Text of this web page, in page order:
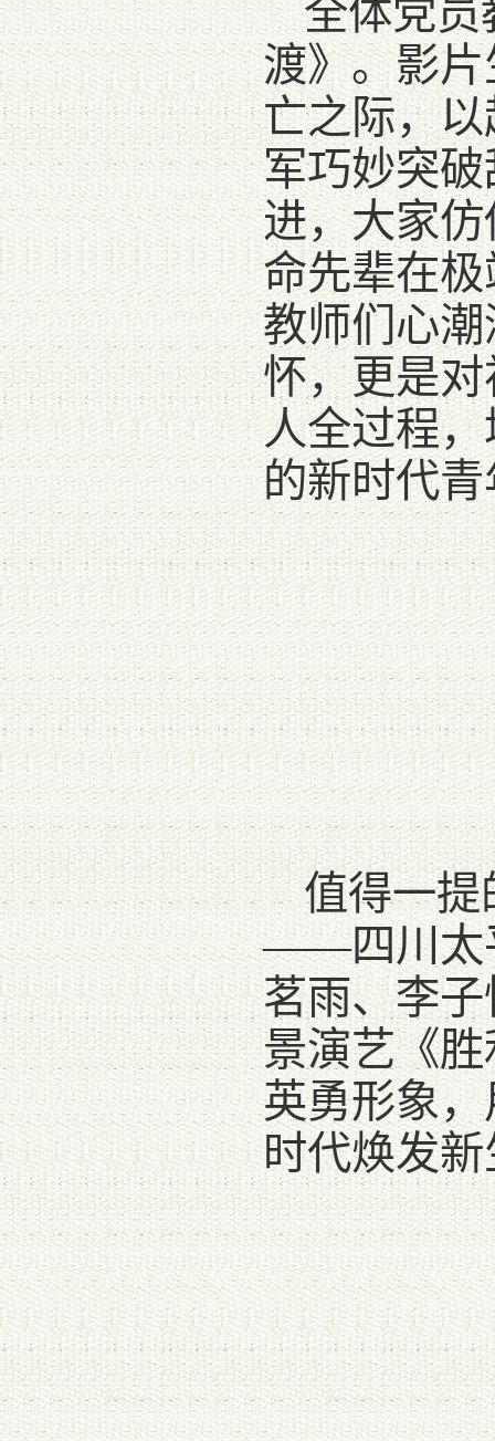
全体党员
渡》。影
亡之际，
军巧妙突
进，大家
命先辈在
教师们心
怀，更是
人全过程
的新时代青
值得一提
——四川太
茗雨、李
景演艺《
英勇形象
时代焕发新